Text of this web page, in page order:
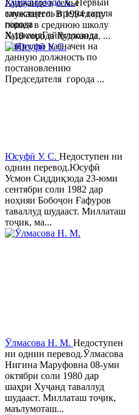
заместитель председателя
города
ХуджандГайбуллозода
Хайрулло назначен на
данную должность по
постановлению
Председателя города ...
Худжанде в семье
служащего. В 1994 году
пошел в среднюю школу
№18 города Худжанда, ...
Юсуфӣ У. C. Недоступен ни
однин перевод.Юсуфӣ
Усмон Сиддиқзода 23-юми
сентябри соли 1982 дар
ноҳияи Бобоҷон Ғафуров
таваллуд шудааст. Миллаташ
тоҷик, ма...
Ӯлмасова Н. М. Недоступен
ни однин перевод.Ӯлмасова
Нигина Маруфовна 08-уми
октябри соли 1980 дар
шаҳри Хуҷанд таваллуд
шудааст. Миллаташ тоҷик,
маълумоташ...